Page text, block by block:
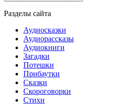
Разделы сайта
Аудиосказки
Аудиорассказы
Аудиокниги
Загадки
Потешки
Прибаутки
Сказки
Скороговорки
Стихи